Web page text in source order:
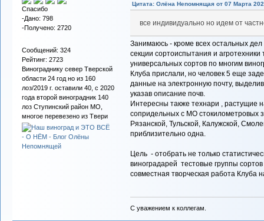
Спасибо
-Дано: 798
-Получено: 2720
Сообщений: 324
Рейтинг: 2723
Винограднику север Тверской
области 24 год но из 160
лоз/2019 г. оставили 40, с 2020
года второй виноградник 140
лоз Ступинский район МО,
многое перевезено из Твери
Цитата: Олёна Непомнящая от 07 Марта
все индивидуально но идем от
Занимаюсь - кроме всех остальных
секции сортоиспытания и
универсальных сортов по многим
Клуба прислали, но человек 5 еще
данные на электронную почту,
указав описание почв.
Интересны также технари , растущие
сопридельных с МО стокилометровых
Рязанской, Тульской, Калужской,
приблизительно одна.
Цель - отобрать не только
виноградарей тестовые группы
совместная творческая работа Клуба
С уважением к коллегам.